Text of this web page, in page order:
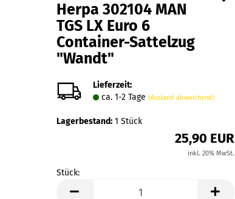
Passwort vergessen?
Herpa 302104 MAN
TGS LX Euro 6
Container-Sattelzug
"Wandt"
Lieferzeit:
ca. 1-2 Tage (Ausland abweichend)
Lagerbestand: 1 Stück
25,90 EUR
inkl. 20% MwSt.
Stück:
Stück